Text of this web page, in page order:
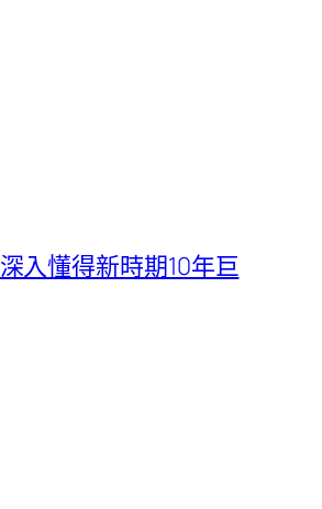
入懂得新時期10年巨